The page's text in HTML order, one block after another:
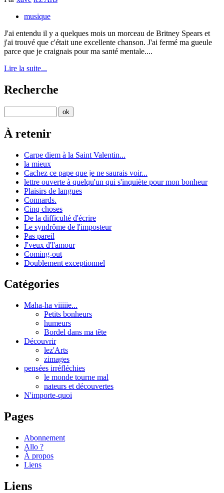
musique
J'ai entendu il y a quelques mois un morceau de Britney Spears et
j'ai trouvé que c'était une excellente chanson. J'ai fermé ma gueule
parce que je craignais pour ma santé mentale....
Lire la suite...
Recherche
À retenir
Carpe diem à la Saint Valentin...
la mieux
Cachez ce pape que je ne saurais voir...
lettre ouverte à quelqu'un qui s'inquiète pour mon bonheur
Plaisirs de langues
Connards.
Cinq choses
De la difficulté d'écrire
Le syndrôme de l'imposteur
Pas pareil
J'veux d'l'amour
Coming-out
Doublement exceptionnel
Catégories
Maha-ha viiiiie...
Petits bonheurs
humeurs
Bordel dans ma tête
Découvrir
lez'Arts
zimages
pensées irréfléchies
le monde tourne mal
nateurs et découvertes
N'importe-quoi
Pages
Abonnement
Allo ?
À propos
Liens
Liens